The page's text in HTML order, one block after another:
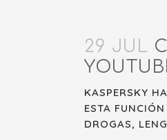
29 JUL
KASPERSKY
ESTA
DROGAS,